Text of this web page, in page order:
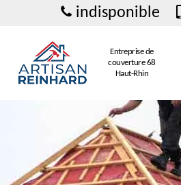
indisponible
Entreprise de
couverture 68
Haut-Rhin